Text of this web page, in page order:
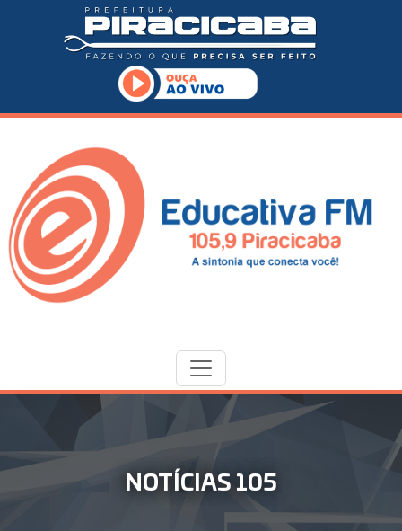
NOTÍCIAS 105